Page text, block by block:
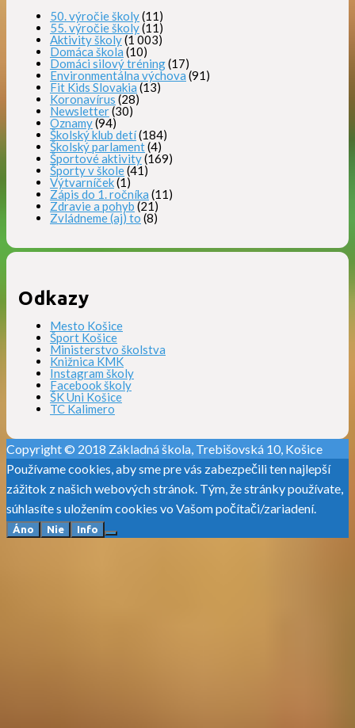
50. výročie školy(11)
55. výročie školy(11)
Aktivity školy(1 003)
Domáca škola (10)
Domáci silový tréning(17)
Environmentálna výchova (91)
Fit Kids Slovakia (13)
Koronavírus (28)
Newsletter(30)
Oznamy(94)
Školský klub detí(184)
Školský parlament(4)
Športové aktivity(169)
Športy v škole(41)
Výtvarníček(1)
Zápis do 1. ročníka (11)
Zdravie a pohyb (21)
Zvládneme (aj) to (8)
Odkazy
Mesto Košice
Šport Košice
Ministerstvo školstva
Knižnica KMK
Instagram školy
Facebook školy
ŠK Uni Košice
TC Kalimero
Copyright © 2018 Základná škola, Trebišovská 10, Košice
Používame cookies, aby sme pre vás zabezpečili ten najlepší
zážitok z našich webových stránok. Tým, že stránky používate,
súhlasíte s uložením cookies vo Vašom počítači/zariadení.
Áno Nie Info